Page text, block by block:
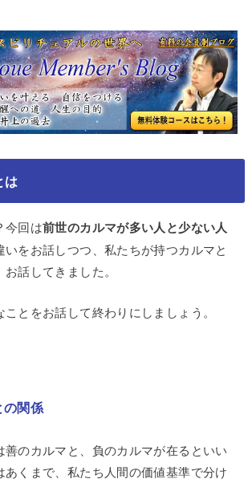
は
今回は前世のカルマが多い人と少ない人
いをお話しつつ、私たちが持つカルマと
話してきました。
とをお話して終わりにしましょう。
の関係
善のカルマと、負のカルマが在るといい
あくまで、私たち人間の価値基準で分け